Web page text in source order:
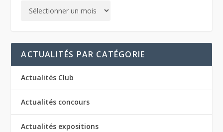
ACTUALITÉS PAR CATÉGORIE
Actualités Club
Actualités concours
Actualités expositions